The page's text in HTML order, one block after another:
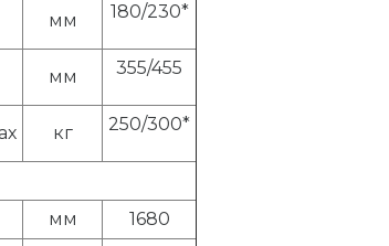
мм 180/230*
мм 355/455
кг 250/300*
мм 1680